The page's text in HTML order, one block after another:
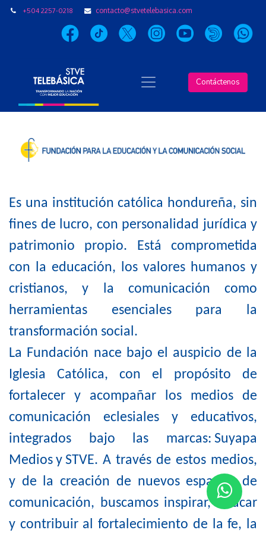
+504 2257-0218 contacto@stvetelebasica.com
Contáctenos
Es una institución católica hondureña, sin
fines de lucro, con personalidad jurídica y
patrimonio propio. Está comprometida
con la educación, los valores humanos y
cristianos, y la comunicación como
herramientas esenciales para la
transformación social.
La Fundación nace bajo el auspicio de la
Iglesia Católica, con el propósito de
fortalecer y acompañar los medios de
comunicación eclesiales y educativos,
integrados bajo las marcas: Suyapa
Medios y STVE. A través de estos medios,
y de la creación de nuevos espacios de
comunicación, buscamos inspirar, educar
y contribuir al fortalecimiento de la fe, la